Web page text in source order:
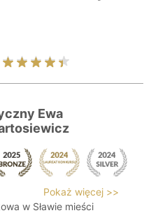
Ewa
Pokaż więcej >>
w Sławie mieści